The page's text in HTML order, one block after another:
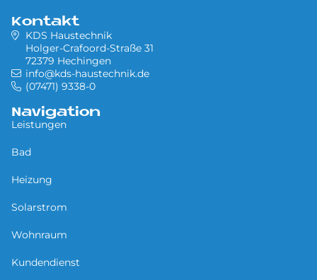
Kontakt
KDS Haustechnik
Holger-Crafoord-Straße 31
72379 Hechingen
info@kds-haustechnik.de
(07471) 9338-0
Navigation
Leistungen
Bad
Heizung
Solarstrom
Wohnraum
Kundendienst